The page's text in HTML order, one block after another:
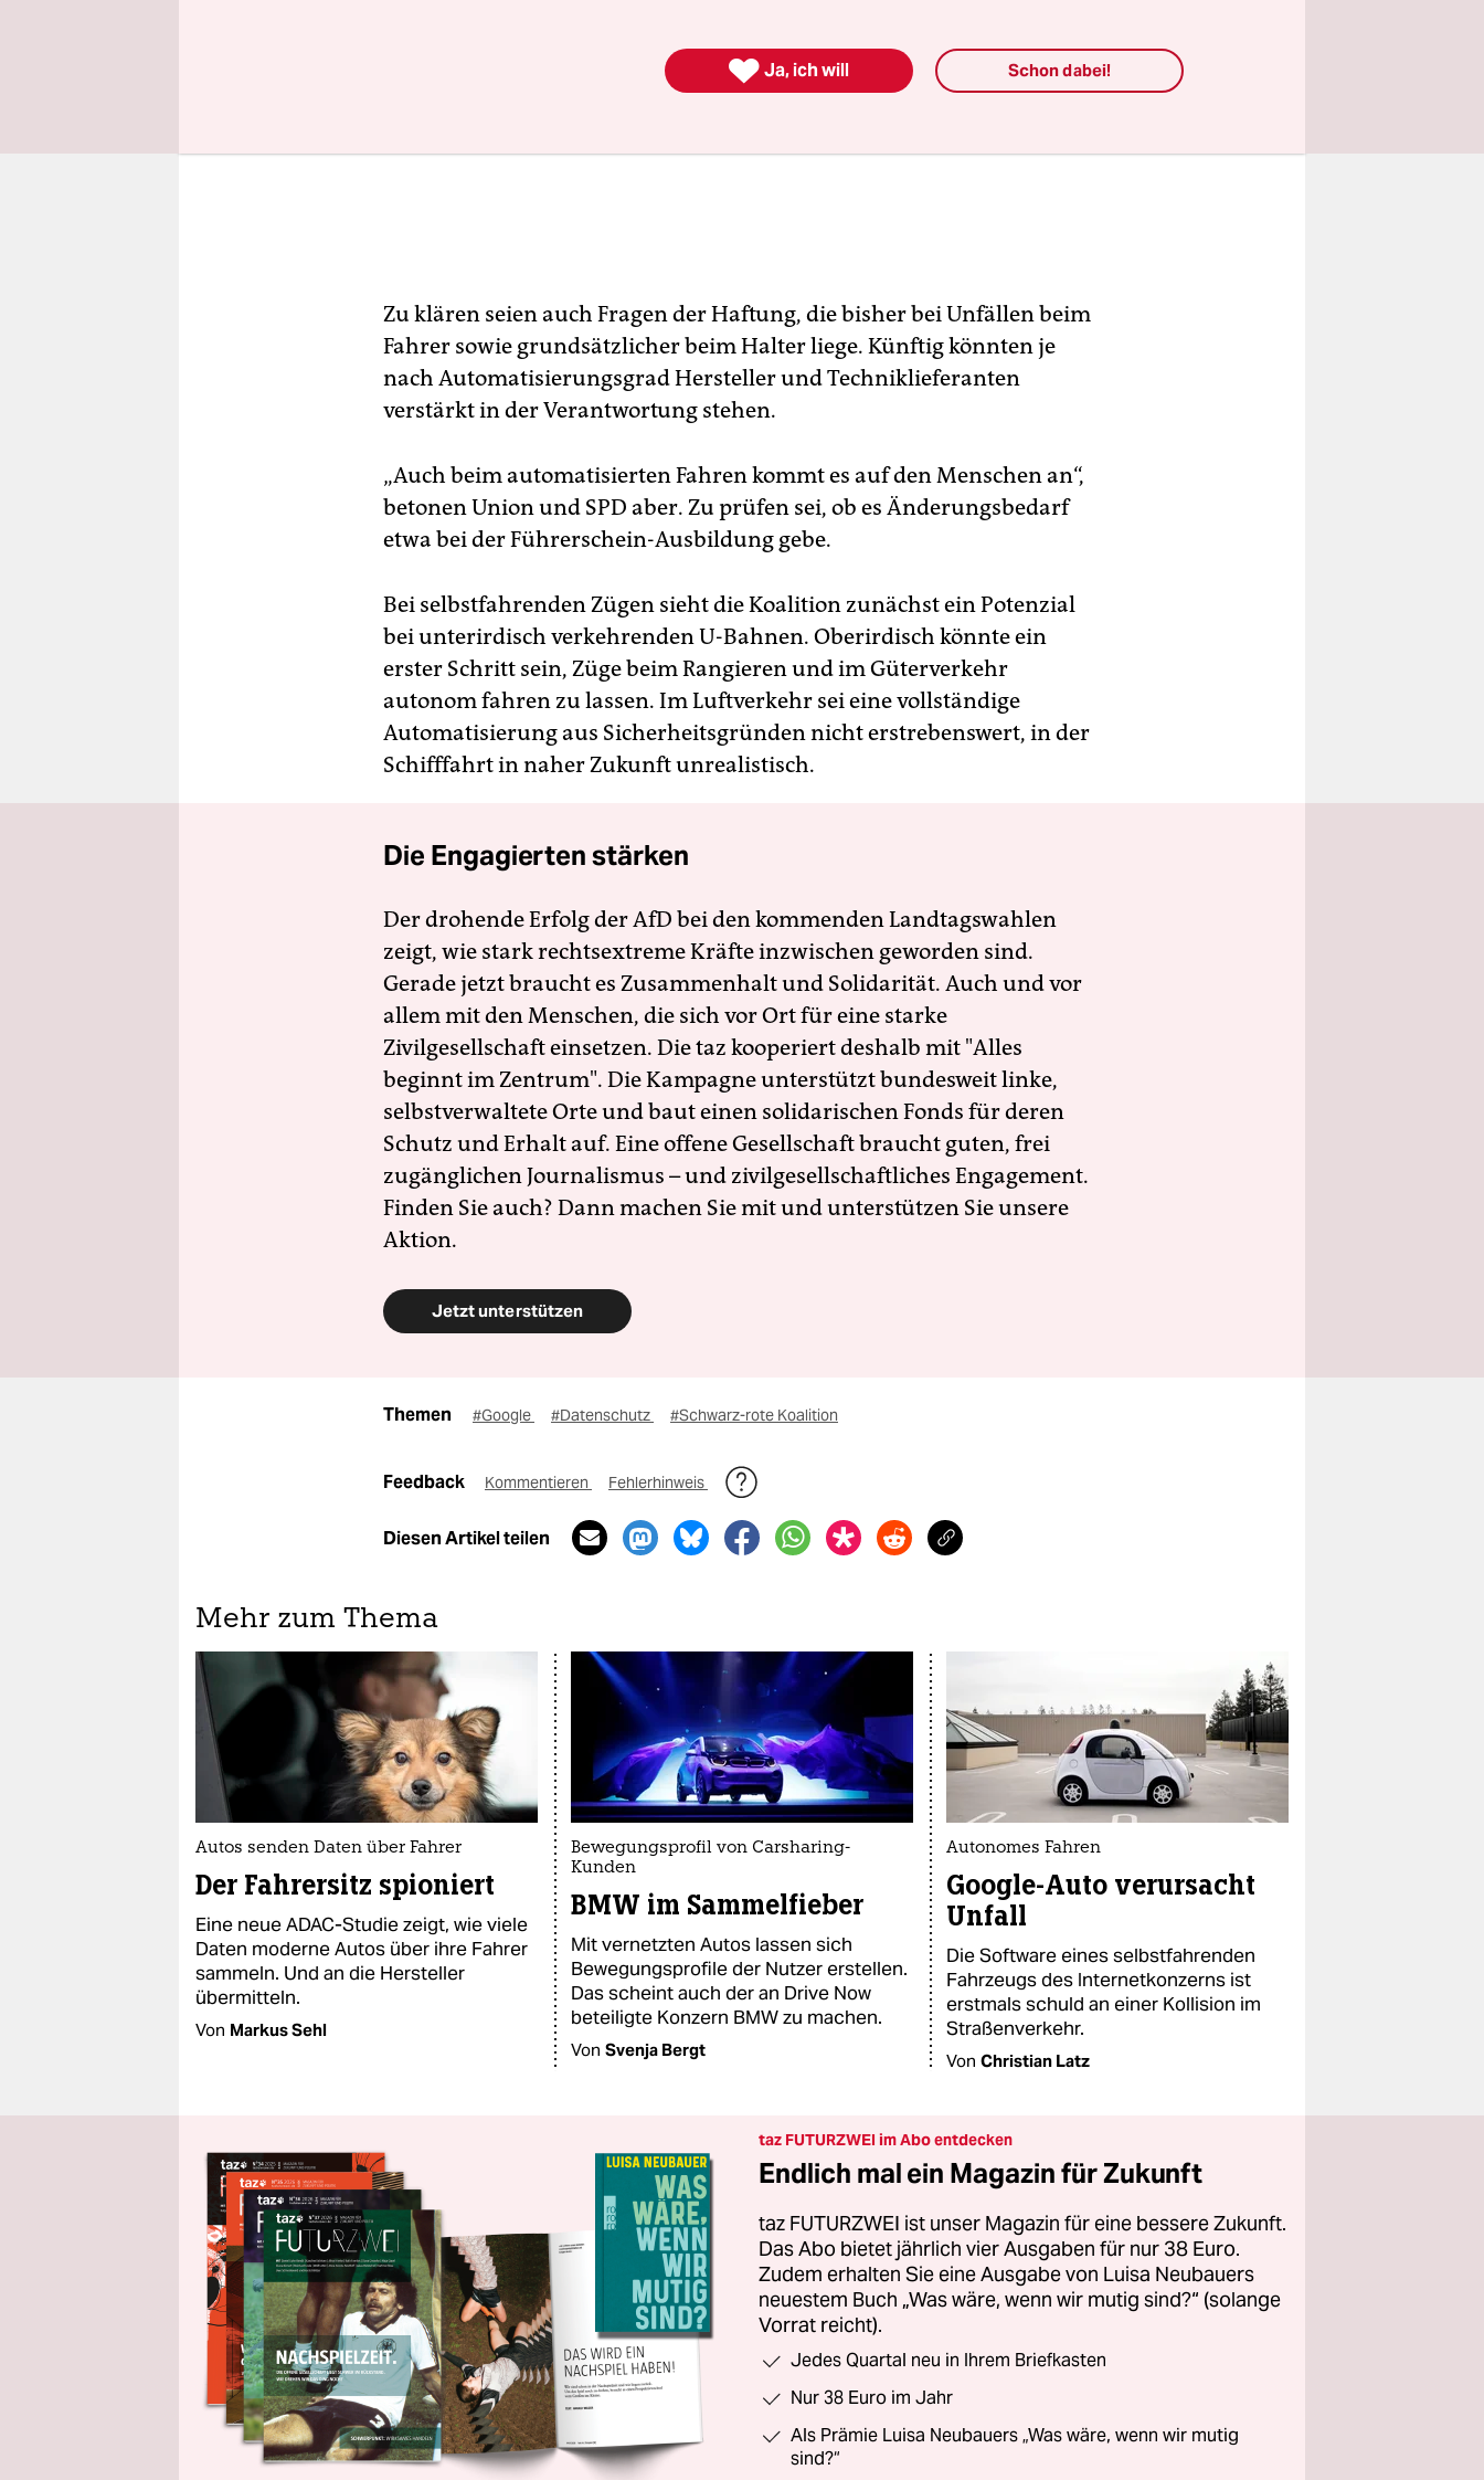
Zu klären seien auch Fragen der Haftung, die bisher bei Unfällen beim
Fahrer sowie grundsätzlicher beim Halter liege. Künftig könnten je
nach Automatisierungsgrad Hersteller und Techniklieferanten
verstärkt in der Verantwortung stehen.
„Auch beim automatisierten Fahren kommt es auf den Menschen an“,
betonen Union und SPD aber. Zu prüfen sei, ob es Änderungsbedarf
etwa bei der Führerschein-Ausbildung gebe.
Bei selbstfahrenden Zügen sieht die Koalition zunächst ein Potenzial
bei unterirdisch verkehrenden U-Bahnen. Oberirdisch könnte ein
erster Schritt sein, Züge beim Rangieren und im Güterverkehr
autonom fahren zu lassen. Im Luftverkehr sei eine vollständige
Automatisierung aus Sicherheitsgründen nicht erstrebenswert, in der
Schifffahrt in naher Zukunft unrealistisch.
Die Engagierten stärken
Der drohende Erfolg der AfD bei den kommenden Landtagswahlen
zeigt, wie stark rechtsextreme Kräfte inzwischen geworden sind.
Gerade jetzt braucht es Zusammenhalt und Solidarität. Auch und vor
allem mit den Menschen, die sich vor Ort für eine starke
Zivilgesellschaft einsetzen. Die taz kooperiert deshalb mit "Alles
beginnt im Zentrum". Die Kampagne unterstützt bundesweit linke,
selbstverwaltete Orte und baut einen solidarischen Fonds für deren
Schutz und Erhalt auf. Eine offene Gesellschaft braucht guten, frei
zugänglichen Journalismus – und zivilgesellschaftliches Engagement.
Finden Sie auch? Dann machen Sie mit und unterstützen Sie unsere
Aktion.
Jetzt unterstützen
Themen #Google #Datenschutz #Schwarz-rote Koalition
Feedback Kommentieren Fehlerhinweis
Diesen Artikel teilen
Mehr zum Thema
Autos senden Daten über Fahrer
Der Fahrersitz spioniert
Eine neue ADAC-Studie zeigt, wie viele
Daten moderne Autos über ihre Fahrer
sammeln. Und an die Hersteller
übermitteln.
Von Markus Sehl
Bewegungsprofil von Carsharing-
Kunden
BMW im Sammelfieber
Mit vernetzten Autos lassen sich
Bewegungsprofile der Nutzer erstellen.
Das scheint auch der an Drive Now
beteiligte Konzern BMW zu machen.
Von Svenja Bergt
Autonomes Fahren
Google-Auto verursacht
Unfall
Die Software eines selbstfahrenden
Fahrzeugs des Internetkonzerns ist
erstmals schuld an einer Kollision im
Straßenverkehr.
Von Christian Latz
taz FUTURZWEI im Abo entdecken
Endlich mal ein Magazin für Zukunft
taz FUTURZWEI ist unser Magazin für eine bessere Zukunft.
Das Abo bietet jährlich vier Ausgaben für nur 38 Euro.
Zudem erhalten Sie eine Ausgabe von Luisa Neubauers
neuestem Buch „Was wäre, wenn wir mutig sind?“ (solange
Vorrat reicht).
Jedes Quartal neu in Ihrem Briefkasten
Nur 38 Euro im Jahr
Als Prämie Luisa Neubauers „Was wäre, wenn wir mutig
sind?“
 Ja, ich will Schon dabei!